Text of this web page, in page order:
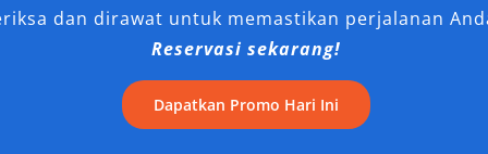
ini menawarkan kenyamanan
dan dirawat untuk memastikan perjalanan
Reservasi sekarang!
Dapatkan Promo Hari Ini